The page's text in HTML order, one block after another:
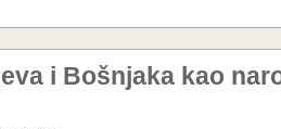
i Bošnjaka kao